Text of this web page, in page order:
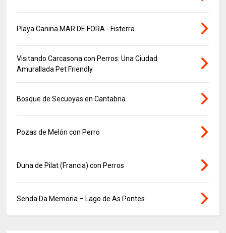
Playa Canina MAR DE FORA - Fisterra
Visitando Carcasona con Perros: Una Ciudad
Amurallada Pet Friendly
Bosque de Secuoyas en Cantabria
Pozas de Melón con Perro
Duna de Pilat (Francia) con Perros
Senda Da Memoria – Lago de As Pontes